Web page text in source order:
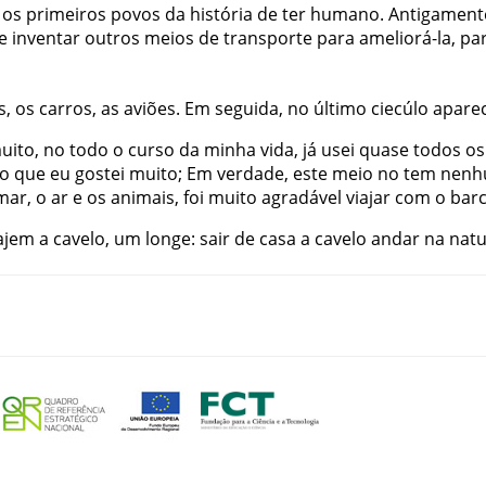
os primeiros povos da história deter humano.
inventar outros meios detransporte para ameliorá-la,
, os carros, as aviões. Em seguida, no último ciecúlo
, no todo o curso da minha vida, já usei quasetodos os
que eu gostei muito; Em verdade, este meio no tem
, o ar e os animais, foi muito agradável viajar com o
a cavelo, um longe: sair de casa a cavelo andar na